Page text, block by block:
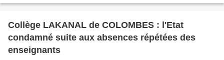
Collège LAKANAL de COLOMBES : l'Etat
condamné suite aux absences répétées des
enseignants